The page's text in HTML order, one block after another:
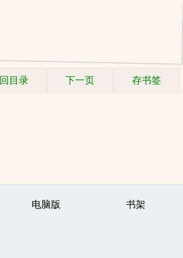
回目录 下一页 存书签
电脑版 书架